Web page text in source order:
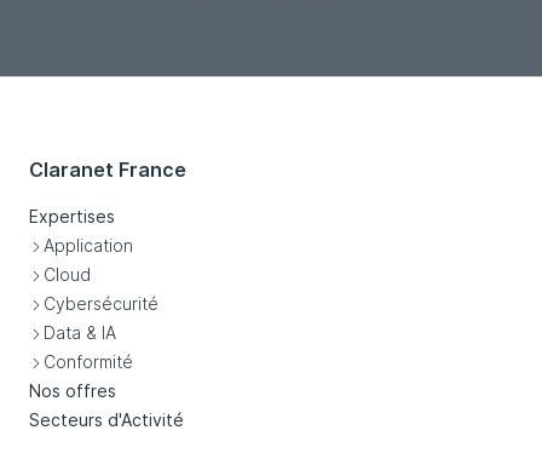
Claranet France
Expertises
Application
Cloud
Cybersécurité
Data & IA
Conformité
Nos offres
Secteurs d'Activité